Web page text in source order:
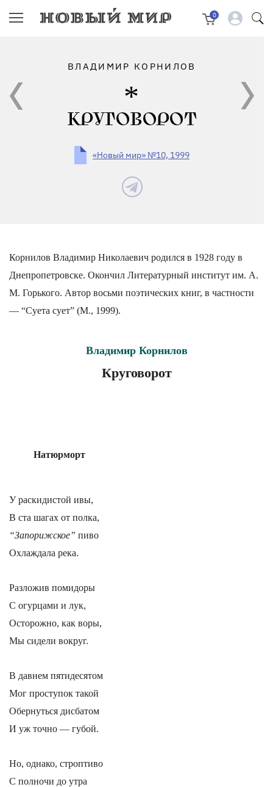
0
ВЛАДИМИР КОРНИЛОВ
КРУГОВОРОТ
«Новый мир» №10, 1999
Корнилов Владимир Николаевич родился в 1928 году в
Днепропетровске. Окончил Литературный институт им. А.
М. Горького. Автор восьми поэтических книг, в частности
— “Суета сует” (М., 1999).
Владимир Корнилов
Круговорот
Натюрморт
У раскидистой ивы,
В ста шагах от полка,
“Запорижское” пиво
Охлаждала река.
Разложив помидоры
С огурцами и лук,
Осторожно, как воры,
Мы сидели вокруг.
В давнем пятидесятом
Мог проступок такой
Обернуться дисбатом
И уж точно — губой.
Но, однако, строптиво
С полночи до утра